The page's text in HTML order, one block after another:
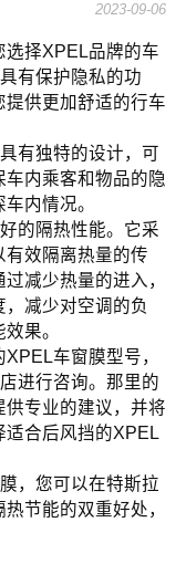
2023-09-06
选择XPEL品牌的车
有保护隐私的功
供更加舒适的行车
有独特的设计，可
内乘客和物品的隐
内情况。
的隔热性能。它采
有效隔离热量的传
减少热量的进入，
减少对空调的负
果。
车窗膜型号，
进行咨询。那里的
专业的建议，并将
适合后风挡的XPEL
，您可以在特斯拉
节能的双重好处，